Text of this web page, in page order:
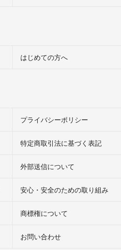
はじめての方へ
プライバシーポリシー
特定商取引法に基づく表記
外部送信について
安心・安全のための取り組み
商標権について
お問い合わせ